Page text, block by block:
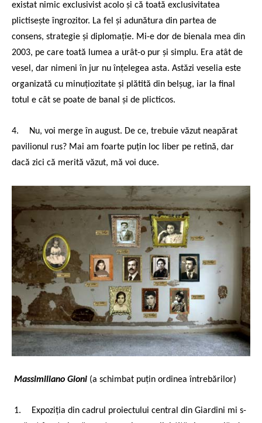
existat nimic exclusivist acolo și că toată exclusivitatea
plictisește îngrozitor. La fel și adunătura din partea de
consens, strategie și diplomație. Mi-e dor de bienala mea din
2003, pe care toată lumea a urât-o pur și simplu. Era atât de
vesel, dar nimeni în jur nu înțelegea asta. Astăzi veselia este
organizată cu minuțiozitate și plătită din belșug, iar la final
totul e cât se poate de banal și de plicticos.
4.
Nu, voi merge în august. De ce, trebuie văzut neapărat
pavilionul rus? Mai am foarte puțin loc liber pe retină, dar
dacă zici că merită văzut, mă voi duce.
Massimiliano Gioni (a schimbat puțin ordinea întrebărilor)
1.
Expoziția din cadrul proiectului central din Giardini mi s-